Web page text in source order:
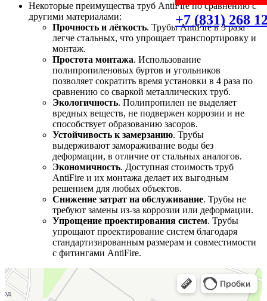
+7 (831) 268
Некоторые преимущества труб AntiFire по сравнению с
другими материалами:
Прочность и лёгкость. Трубы AntiFire в 3 раза
легче стальных, что упрощает транспортировку и
монтаж.
Простота монтажа. Использование
полипропиленовых буртов и угольников
позволяет сократить время установки в 4 раза по
сравнению со сваркой металлических труб.
Экологичность. Полипропилен не выделяет
вредных веществ, не подвержен коррозии и не
способствует образованию засоров.
Устойчивость к замерзанию. Трубы
выдерживают замораживание воды без
деформации, в отличие от стальных аналогов.
Экономичность. Доступная стоимость труб
AntiFire и их монтажа делает их выгодным
решением для любых объектов.
Снижение затрат на обслуживание. Трубы не
требуют замены из-за коррозии или деформации.
Упрощение проектирования систем. Трубы
упрощают проектирование систем благодаря
стандартизированным размерам и совместимости
с фитингами AntiFire.